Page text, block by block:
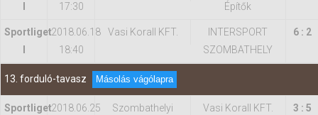
17:30
Építők
Sportliget2018.06.18
18:40
Vasi Korall KFT.
INTERSPORT
SZOMBATHELY
6 : 2
13. forduló-tavasz Másolás vágólapra
Sportliget2018.06.25
Szombathelyi
Vasi Korall KFT. 3 : 5